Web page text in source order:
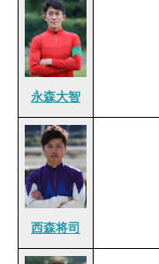
永森大智
西森将司